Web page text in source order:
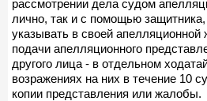
рассмотрении дела судом
лично, так и с помощью
указывать в своей апелляционной
подачи апелляционного
другого лица - в отдельном
возражениях на них в течение 10
копии представления или жалобы.